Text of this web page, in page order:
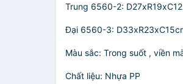
Trung 6560-2:
Đại 6560-3:
Màu sắc: Trong suốt , viền
Chất liệu: Nhựa PP